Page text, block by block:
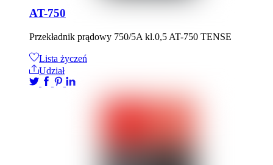
AT-750
Przekładnik prądowy 750/5A kl.0,5 AT-750 TENSE
Lista życzeń
Udział